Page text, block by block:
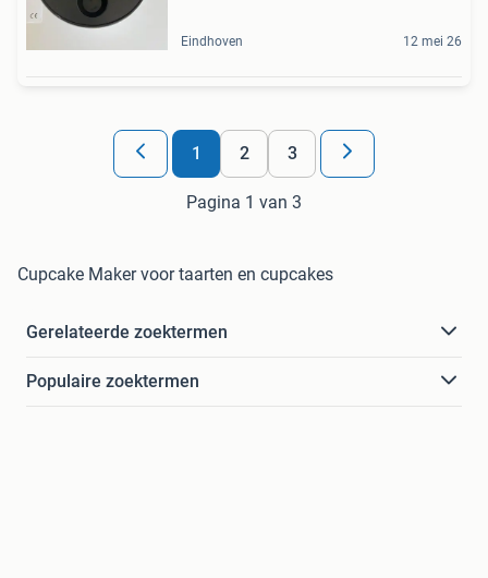
Eindhoven 12 mei 26
1 2 3
Pagina 1 van 3
Cupcake Maker voor taarten en cupcakes
Gerelateerde zoektermen
Populaire zoektermen